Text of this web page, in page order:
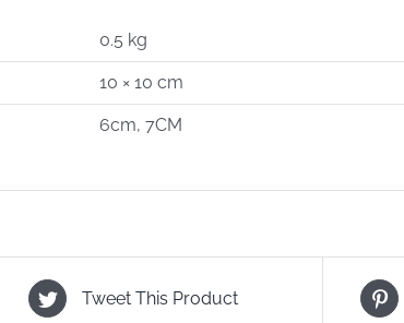
0.5 kg
10 × 10 cm
6cm, 7CM
Tweet This Product